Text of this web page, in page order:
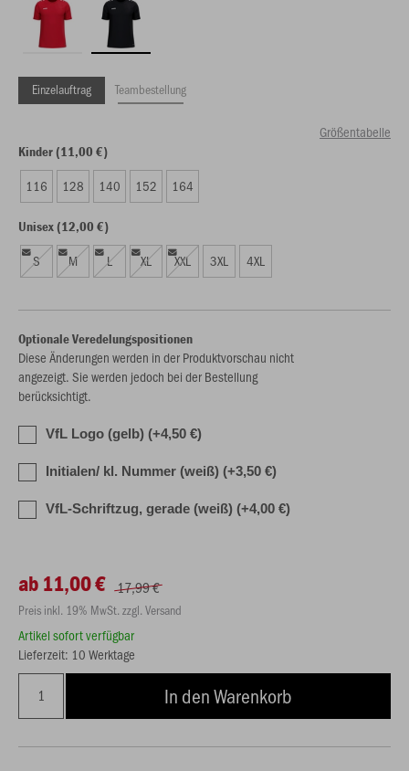
Einzelauftrag Teambestellung
Größentabelle
Kinder (11,00 €)
116 128 140 152 164
Unisex (12,00 €)
S M L XL XXL 3XL 4XL
Optionale Veredelungspositionen
Diese Änderungen werden in der Produktvorschau nicht
angezeigt. Sie werden jedoch bei der Bestellung
berücksichtigt.
VfL Logo (gelb) (+4,50 €)
Initialen/ kl. Nummer (weiß) (+3,50 €)
VfL-Schriftzug, gerade (weiß) (+4,00 €)
ab 11,00 € 17,99 €
Preis inkl. 19% MwSt. zzgl. Versand
Artikel sofort verfügbar
Lieferzeit: 10 Werktage
In den Warenkorb